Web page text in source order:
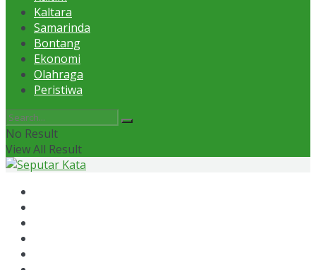
Kaltara
Samarinda
Bontang
Ekonomi
Olahraga
Peristiwa
No Result
View All Result